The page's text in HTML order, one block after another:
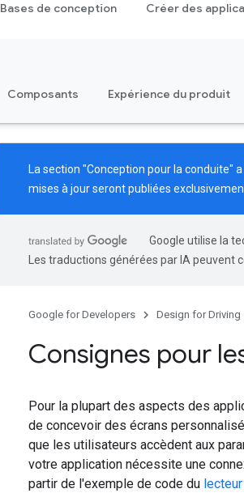
Bases de conception Créer des
Composants Expérience du produit
La section "Conception pour la conduite"
mises à jour seront publiées
Google utilise la
Les traductions générées par IA peuvent
Google for Developers Design for Driving
Consignes pour
Pour la plupart des aspects des
de concevoir des écrans
que les utilisateurs accèdent aux
votre application nécessite une
partir de l'exemple de code du